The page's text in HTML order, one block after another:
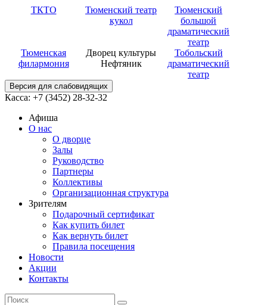
ТКТО
Тюменский театр
кукол
Тюменский
большой
драматический
театр
Тюменская
филармония
Дворец культуры
Нефтяник
Тобольский
драматический
театр
Версия для слабовидящих
Касса: +7 (3452) 28-32-32
Афиша
О нас
О дворце
Залы
Руководство
Партнеры
Коллективы
Организационная структура
Зрителям
Подарочный сертификат
Как купить билет
Как вернуть билет
Правила посещения
Новости
Акции
Контакты